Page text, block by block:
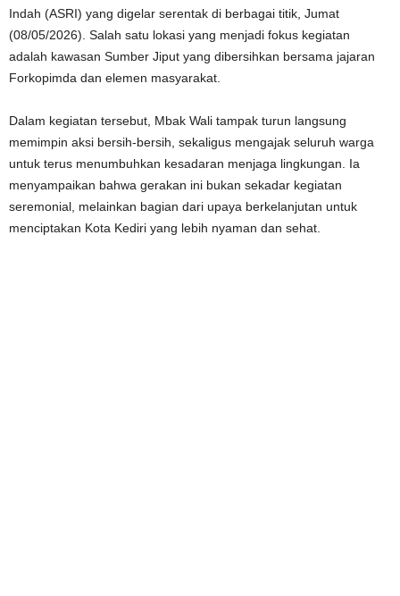
Indah (ASRI) yang digelar serentak di berbagai titik, Jumat
(08/05/2026). Salah satu lokasi yang menjadi fokus kegiatan
adalah kawasan Sumber Jiput yang dibersihkan bersama jajaran
Forkopimda dan elemen masyarakat.
Dalam kegiatan tersebut, Mbak Wali tampak turun langsung
memimpin aksi bersih-bersih, sekaligus mengajak seluruh warga
untuk terus menumbuhkan kesadaran menjaga lingkungan. Ia
menyampaikan bahwa gerakan ini bukan sekadar kegiatan
seremonial, melainkan bagian dari upaya berkelanjutan untuk
menciptakan Kota Kediri yang lebih nyaman dan sehat.